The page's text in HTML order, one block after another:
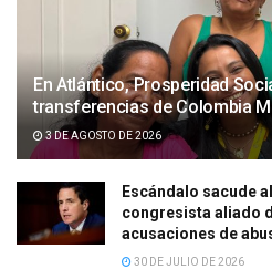
En Atlántico, Prosperidad
transferencias de Colombia
3 DE AGOSTO DE 2026
Escándalo sacude
congresista aliado
acusaciones de
30 DE JULIO DE 2026